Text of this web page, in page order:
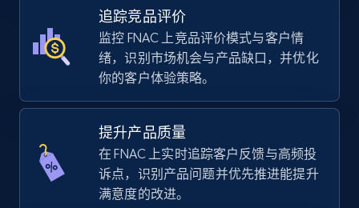
Walmart - products - Discover products by
using sku numbers
URL, Final price, Sku, Currency, Gtin,
Specifications, Image urls, Top reviews, and
more.
876+ 立即开始
追踪竞品评价
监控 FNAC 上竞品评价模式与客户情
绪，识别市场机会与产品缺口，并优化
你的客户体验策略。
提升产品质量
在 FNAC 上实时追踪客户反馈与高频投
诉点，识别产品问题并优先推进能提升
满意度的改进。